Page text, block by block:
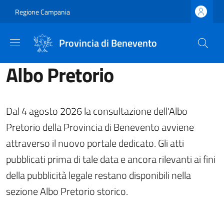
Regione Campania
Provincia di Benevento
Albo Pretorio
Dal 4 agosto 2026 la consultazione dell'Albo
Pretorio della Provincia di Benevento avviene
attraverso il nuovo portale dedicato. Gli atti
pubblicati prima di tale data e ancora rilevanti ai fini
della pubblicità legale restano disponibili nella
sezione Albo Pretorio storico.